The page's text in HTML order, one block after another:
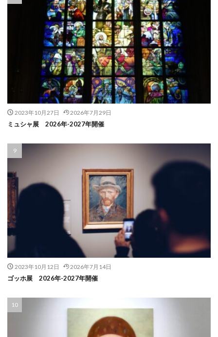
2023年10月27日 2026年7月29日
ミュシャ展 2026年-2027年開催
2023年10月12日 2026年7月14日
ゴッホ展 2026年-2027年開催